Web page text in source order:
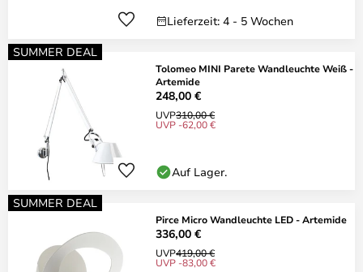
Lieferzeit: 4 - 5 Wochen
SUMMER DEAL
Tolomeo MINI Parete Wandleuchte Weiß -
Artemide
248,00 €
UVP310,00 €
UVP -62,00 €
Auf Lager.
SUMMER DEAL
Pirce Micro Wandleuchte LED - Artemide
336,00 €
UVP419,00 €
UVP -83,00 €